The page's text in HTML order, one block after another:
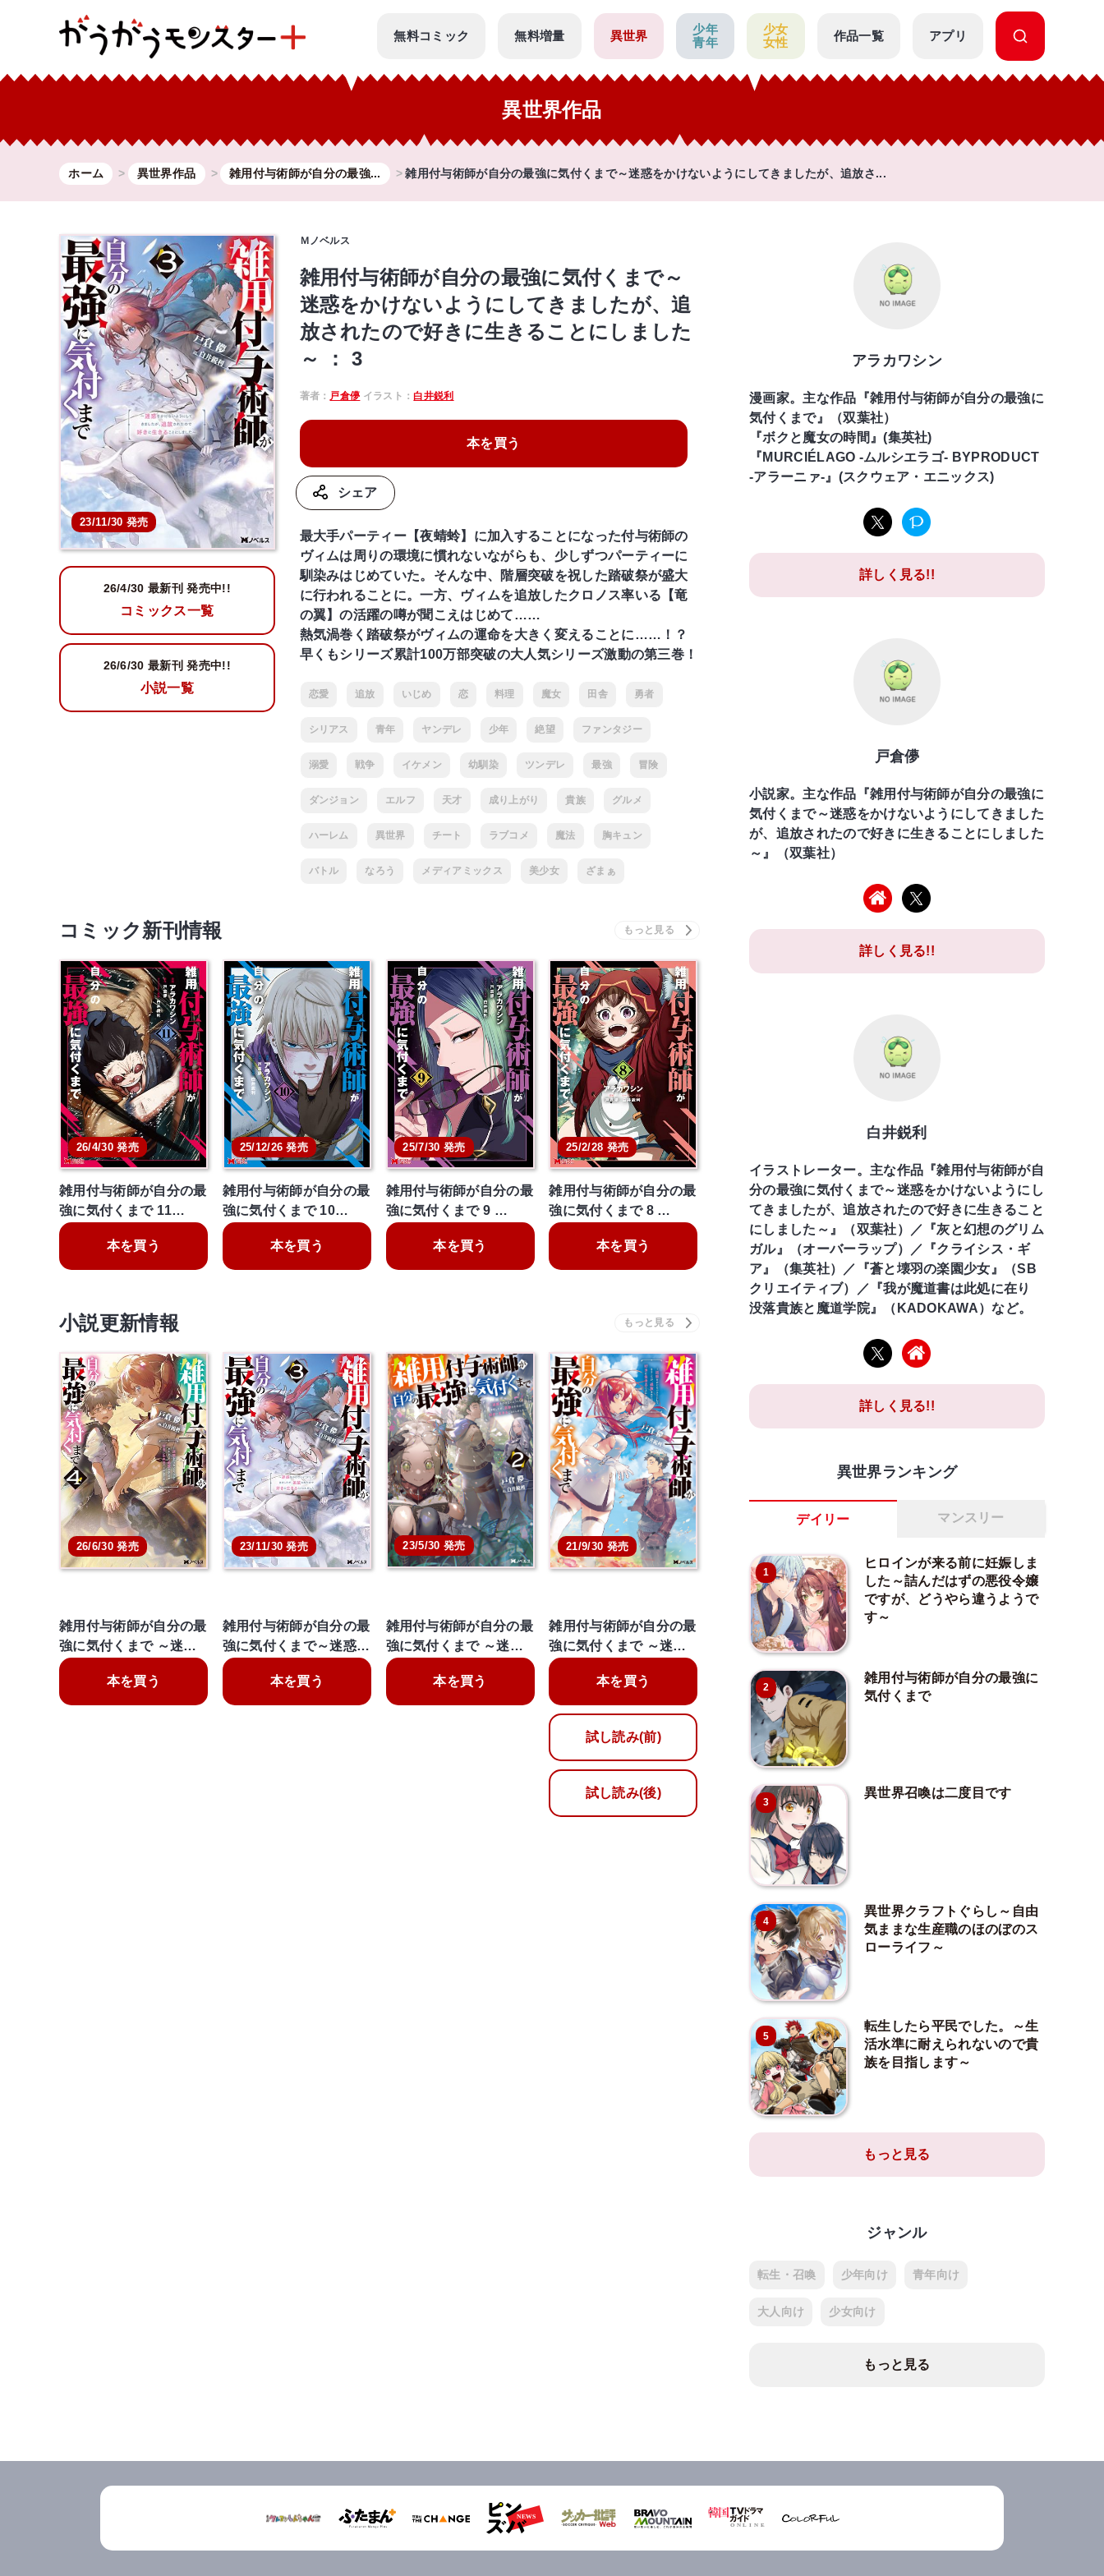
無料コミック 無料増量 異世界
少年
青年
少女
女性
作品一覧 アプリ
異世界作品
ホーム 異世界作品 雑用付与術師が自分の最強... 雑用付与術師が自分の最強に気付くまで～迷惑をかけないようにしてきましたが、追放さ...
23/11/30 発売
26/4/30最新刊 発売中!!
コミックス一覧
26/6/30最新刊 発売中!!
小説一覧
Ｍノベルス
雑用付与術師が自分の最強に気付くまで～
迷惑をかけないようにしてきましたが、追
放されたので好きに生きることにしました
～ ： 3
著者： 戸倉儚 イラスト：白井鋭利
本を買う
シェア
最大手パーティー【夜蜻蛉】に加入することになった付与術師の
ヴィムは周りの環境に慣れないながらも、少しずつパーティーに
馴染みはじめていた。そんな中、階層突破を祝した踏破祭が盛大
に行われることに。一方、ヴィムを追放したクロノス率いる【竜
の翼】の活躍の噂が聞こえはじめて……
熱気渦巻く踏破祭がヴィムの運命を大きく変えることに……！？
早くもシリーズ累計100万部突破の大人気シリーズ激動の第三巻！
恋愛 追放 いじめ 恋 料理 魔女 田舎 勇者
シリアス 青年 ヤンデレ 少年 絶望 ファンタジー
溺愛 戦争 イケメン 幼馴染 ツンデレ 最強 冒険
ダンジョン エルフ 天才 成り上がり 貴族 グルメ
ハーレム 異世界 チート ラブコメ 魔法 胸キュン
バトル なろう メディアミックス 美少女 ざまぁ
コミック新刊情報
26/4/30 発売
雑用付与術師が自分の最
強に気付くまで 11…
本を買う
25/12/26 発売
雑用付与術師が自分の最
強に気付くまで 10…
本を買う
25/7/30 発売
雑用付与術師が自分の最
強に気付くまで 9 …
本を買う
25/2/28 発売
雑用付与術師が自分の最
強に気付くまで 8 …
本を買う
小説更新情報
26/6/30 発売
雑用付与術師が自分の最
強に気付くまで ～迷…
本を買う
23/11/30 発売
雑用付与術師が自分の最
強に気付くまで～迷惑…
本を買う
23/5/30 発売
雑用付与術師が自分の最
強に気付くまで ～迷…
本を買う
21/9/30 発売
雑用付与術師が自分の最
強に気付くまで ～迷…
本を買う
試し読み(前)
試し読み(後)
アラカワシン
漫画家。主な作品『雑用付与術師が自分の最強に
気付くまで』（双葉社）
『ボクと魔女の時間』(集英社)
『MURCIÉLAGO -ムルシエラゴ- BYPRODUCT
-アラーニァ-』(スクウェア・エニックス)
詳しく見る!!
戸倉儚
小説家。主な作品『雑用付与術師が自分の最強に
気付くまで～迷惑をかけないようにしてきました
が、追放されたので好きに生きることにしました
～』（双葉社）
詳しく見る!!
白井鋭利
イラストレーター。主な作品『雑用付与術師が自
分の最強に気付くまで～迷惑をかけないようにし
てきましたが、追放されたので好きに生きること
にしました～』（双葉社）／『灰と幻想のグリム
ガル』（オーバーラップ）／『クライシス・ギ
ア』（集英社）／『蒼と壊羽の楽園少女』（SB
クリエイティブ）／『我が魔道書は此処に在り
没落貴族と魔道学院』（KADOKAWA）など。
詳しく見る!!
異世界ランキング
デイリー マンスリー
1
ヒロインが来る前に妊娠しま
した～詰んだはずの悪役令嬢
ですが、どうやら違うようで
す～
2
雑用付与術師が自分の最強に
気付くまで
3
異世界召喚は二度目です
4
異世界クラフトぐらし～自由
気ままな生産職のほのぼのス
ローライフ～
5
転生したら平民でした。～生
活水準に耐えられないので貴
族を目指します～
もっと見る
ジャンル
転生・召喚 少年向け 青年向け
大人向け 少女向け
もっと見る